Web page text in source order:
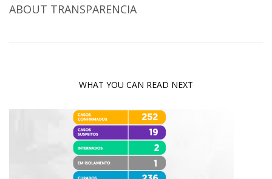
ABOUT TRANSPARENCIA
WHAT YOU CAN READ NEXT